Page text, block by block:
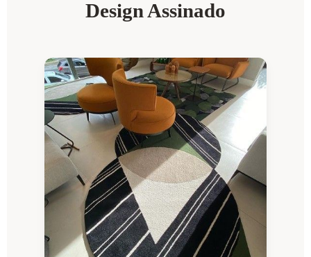
Design Assinado